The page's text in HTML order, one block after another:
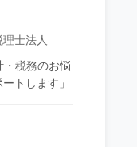
士法人
・税務のお悩
トします」